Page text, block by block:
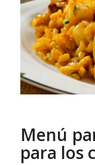
Menú
para los